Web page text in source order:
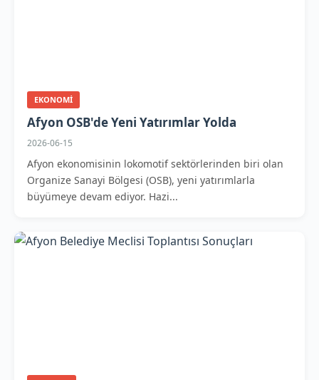
EKONOMI
Afyon OSB'de Yeni Yatırımlar Yolda
2026-06-15
Afyon ekonomisinin lokomotif sektörlerinden biri olan
Organize Sanayi Bölgesi (OSB), yeni yatırımlarla
büyümeye devam ediyor. Hazi...